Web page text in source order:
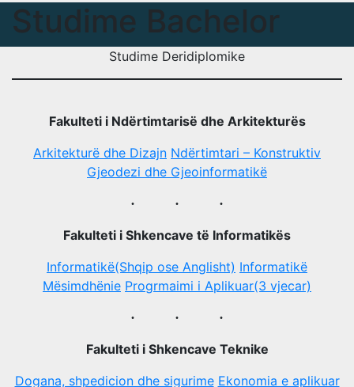
Studime Bachelor
Studime Deridiplomike
Fakulteti i Ndërtimtarisë dhe Arkitekturës
Arkitekturë dhe Dizajn Ndërtimtari – Konstruktiv
Gjeodezi dhe Gjeoinformatikë
Fakulteti i Shkencave të Informatikës
Informatikë(Shqip ose Anglisht) Informatikë
Mësimdhënie Progrmaimi i Aplikuar(3 vjecar)
Fakulteti i Shkencave Teknike
Dogana, shpedicion dhe sigurime Ekonomia e aplikuar